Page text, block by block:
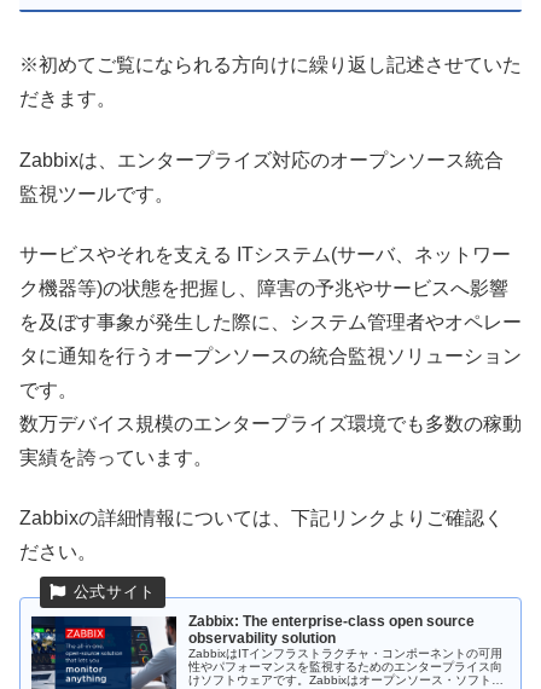
※初めてご覧になられる方向けに繰り返し記述させていた
だきます。
Zabbixは、エンタープライズ対応のオープンソース統合
監視ツールです。
サービスやそれを支える ITシステム(サーバ、ネットワー
ク機器等)の状態を把握し、障害の予兆やサービスへ影響
を及ぼす事象が発生した際に、システム管理者やオペレー
タに通知を行うオープンソースの統合監視ソリューション
です。
数万デバイス規模のエンタープライズ環境でも多数の稼動
実績を誇っています。
Zabbixの詳細情報については、下記リンクよりご確認く
ださい。
Zabbix: The enterprise-class open source
observability solution
ZabbixはITインフラストラクチャ・コンポーネントの可用
性やパフォーマンスを監視するためのエンタープライス向
けソフトウェアです。Zabbixはオープンソース・ソフトウ